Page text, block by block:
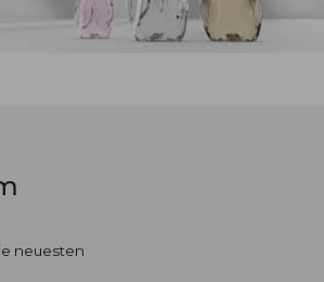
neuesten